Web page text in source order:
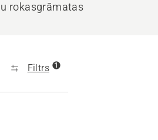
rokasgrāmatas
Filtrs 1